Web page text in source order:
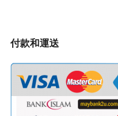
付款和運送